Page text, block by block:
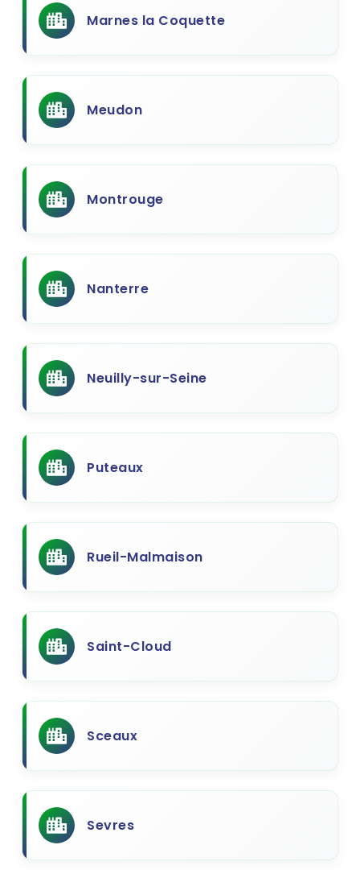
Marnes la Coquette
Meudon
Montrouge
Nanterre
Neuilly-sur-Seine
Puteaux
Rueil-Malmaison
Saint-Cloud
Sceaux
Sevres